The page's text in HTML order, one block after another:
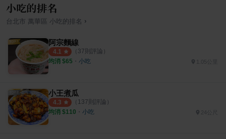
小吃的排名
台北市 萬華區 小吃 的排名 ›
阿宗麵線
4.1 （ 37則評論）
均消 $65 ・ 小吃 1.05公里
小王煮瓜
4.3 （ 137則評論）
均消 $110 ・ 小吃 24公尺